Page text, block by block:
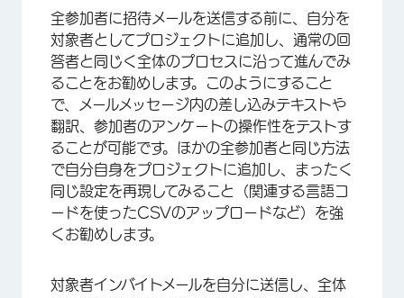
全参加者に招待メールを送信する前に、自分を
対象者としてプロジェクトに追加し、通常の回
答者と同じく全体のプロセスに沿って進んでみ
ることをお勧めします。このようにすること
で、メールメッセージ内の差し込みテキストや
翻訳、参加者のアンケートの操作性をテストす
ることが可能です。ほかの全参加者と同じ方法
で自分自身をプロジェクトに追加し、まったく
同じ設定を再現してみること（関連する言語コ
ードを使ったCSVのアップロードなど）を強
くお勧めします。
対象者インバイトメールを自分に送信し、全体